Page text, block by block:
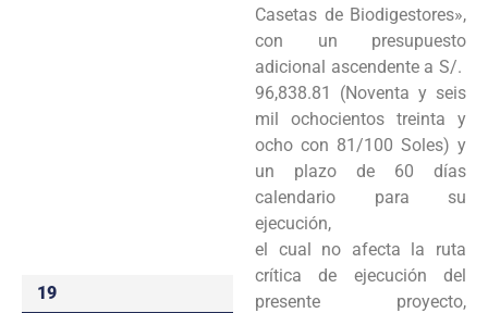
19
Casetas de Biodigestores»,
con un presupuesto
adicional ascendente a S/.
96,838.81 (Noventa y seis
mil ochocientos treinta y
ocho con 81/100 Soles) y
un plazo de 60 días
calendario para su
ejecución,
el cual no afecta la ruta
crítica de ejecución del
presente proyecto,